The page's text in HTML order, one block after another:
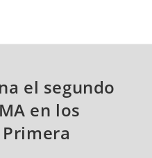
el segundo
en los